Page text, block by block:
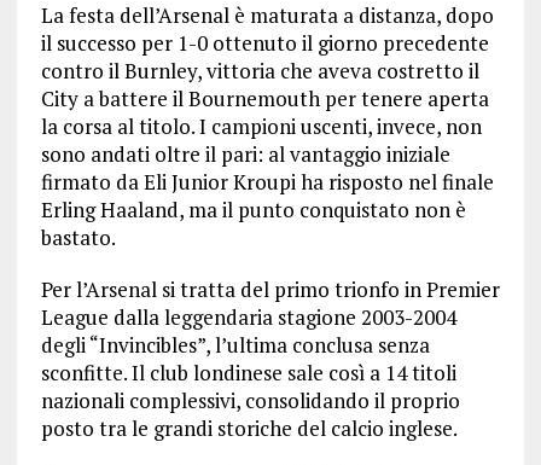
La festa dell’Arsenal è maturata a distanza, dopo
il successo per 1-0 ottenuto il giorno precedente
contro il Burnley, vittoria che aveva costretto il
City a battere il Bournemouth per tenere aperta
la corsa al titolo. I campioni uscenti, invece, non
sono andati oltre il pari: al vantaggio iniziale
firmato da Eli Junior Kroupi ha risposto nel finale
Erling Haaland, ma il punto conquistato non è
bastato.
Per l’Arsenal si tratta del primo trionfo in Premier
League dalla leggendaria stagione 2003-2004
degli “Invincibles”, l’ultima conclusa senza
sconfitte. Il club londinese sale così a 14 titoli
nazionali complessivi, consolidando il proprio
posto tra le grandi storiche del calcio inglese.